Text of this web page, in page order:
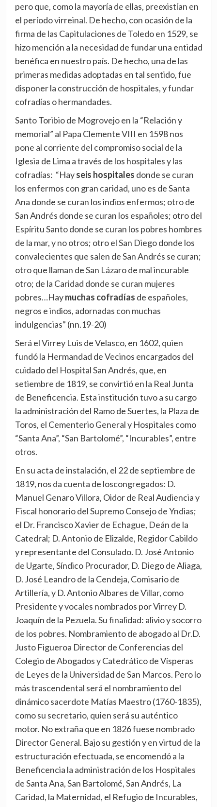
pero que, como la mayoría de ellas, preexistían en
el período virreinal. De hecho, con ocasión de la
firma de las Capitulaciones de Toledo en 1529, se
hizo mención a la necesidad de fundar una entidad
benéfica en nuestro país. De hecho, una de las
primeras medidas adoptadas en tal sentido, fue
disponer la construcción de hospitales, y fundar
cofradías o hermandades.
Santo Toribio de Mogrovejo en la “Relación y
memorial” al Papa Clemente VIII en 1598 nos
pone al corriente del compromiso social de la
Iglesia de Lima a través de los hospitales y las
cofradías: “Hayseis hospitales donde se curan
los enfermos con gran caridad, uno es de Santa
Ana donde se curan los indios enfermos; otro de
San Andrés donde se curan los españoles; otro del
Espíritu Santo donde se curan los pobres hombres
de la mar, y no otros; otro el San Diego donde los
convalecientes que salen de San Andrés se curan;
otro que llaman de San Lázaro de mal incurable
otro; de la Caridad donde se curan mujeres
pobres…Haymuchas cofradías de españoles,
negros e indios, adornadas con muchas
indulgencias” (nn.19-20)
Será el Virrey Luis de Velasco, en 1602, quien
fundó la Hermandad de Vecinos encargados del
cuidado del Hospital San Andrés, que, en
setiembre de 1819, se convirtió en la Real Junta
de Beneficencia. Esta institución tuvo a su cargo
la administración del Ramo de Suertes, la Plaza de
Toros, el Cementerio General y Hospitales como
“Santa Ana”, “San Bartolomé”, “Incurables”, entre
otros.
En su acta de instalación, el 22 de septiembre de
1819, nos da cuenta de loscongregados: D.
Manuel Genaro Villora, Oidor de Real Audiencia y
Fiscal honorario del Supremo Consejo de Yndias;
el Dr. Francisco Xavier de Echague, Deán de la
Catedral; D. Antonio de Elizalde, Regidor Cabildo
y representante del Consulado. D. José Antonio
de Ugarte, Síndico Procurador, D. Diego de Aliaga,
D. José Leandro de la Cendeja, Comisario de
Artillería, y D. Antonio Albares de Villar, como
Presidente y vocales nombrados por Virrey D.
Joaquín de la Pezuela. Su finalidad: alivio y socorro
de los pobres. Nombramiento de abogado al Dr.D.
Justo Figueroa Director de Conferencias del
Colegio de Abogados y Catedrático de Vísperas
de Leyes de la Universidad de San Marcos. Pero lo
más trascendental será el nombramiento del
dinámico sacerdote Matías Maestro (1760-1835),
como su secretario, quien será su auténtico
motor. No extraña que en 1826 fuese nombrado
Director General. Bajo su gestión y en virtud de la
estructuración efectuada, se encomendó a la
Beneficencia la administración de los Hospitales
de Santa Ana, San Bartolomé, San Andrés, La
Caridad, la Maternidad, el Refugio de Incurables,